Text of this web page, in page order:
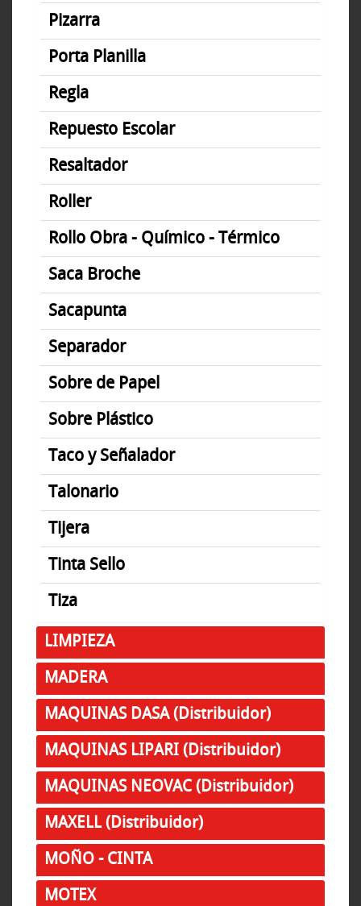
Pizarra
Porta Planilla
Regla
Repuesto Escolar
Resaltador
Roller
Rollo Obra - Químico - Térmico
Saca Broche
Sacapunta
Separador
Sobre de Papel
Sobre Plástico
Taco y Señalador
Talonario
Tijera
Tinta Sello
Tiza
LIMPIEZA
MADERA
MAQUINAS DASA (Distribuidor)
MAQUINAS LIPARI (Distribuidor)
MAQUINAS NEOVAC (Distribuidor)
MAXELL (Distribuidor)
MOÑO - CINTA
MOTEX